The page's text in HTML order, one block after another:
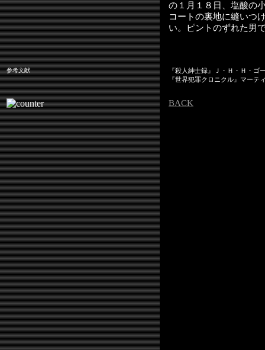
の１月１８日、塩酸の
コートの裏地に縫いつ
い。ピントのずれた男
参考文献
『殺人紳士録』Ｊ・Ｈ・Ｈ・ゴ
『世界犯罪クロニクル』マーテ
BACK